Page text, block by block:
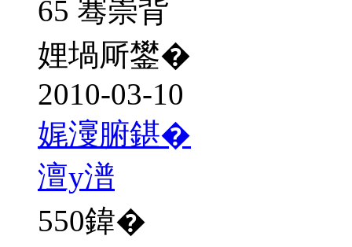
65 骞崇背
娌堝厛鐢�
2010-03-10
娓濅腑鍖�
澶у潽
550鍏�